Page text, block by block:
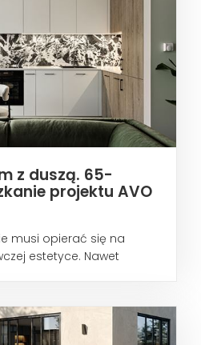
z duszą. 65-
projektu AVO
musi opierać się na
estetyce. Nawet